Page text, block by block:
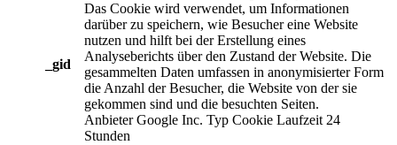
_gid
Das Cookie wird verwendet, um Informationen
darüber zu speichern, wie Besucher eine Website
nutzen und hilft bei der Erstellung eines
Analyseberichts über den Zustand der Website. Die
gesammelten Daten umfassen in anonymisierter Form
die Anzahl der Besucher, die Website von der sie
gekommen sind und die besuchten Seiten.
Anbieter Google Inc. Typ Cookie Laufzeit 24
Stunden